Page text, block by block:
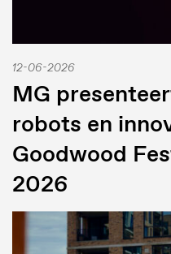
12-06-2026
MG
robots en
Goodwood
2026